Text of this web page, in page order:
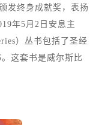
发终身成就奖，表扬
年5月2日安息主
）丛书包括了圣经
这套书是威尔斯比